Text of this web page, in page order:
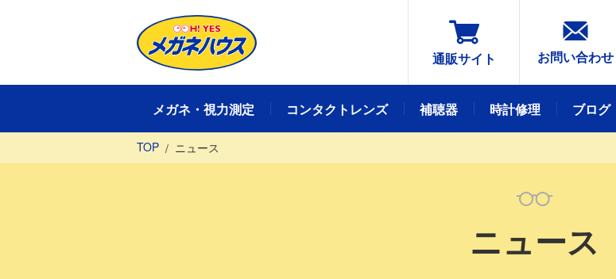
通販サイト お問い合わせ
メガネ・視力測定
メガネ・視力測定TOP
コンタクトレンズ 補聴器 時計修理 ブログ
TOP ニュース
ニュース